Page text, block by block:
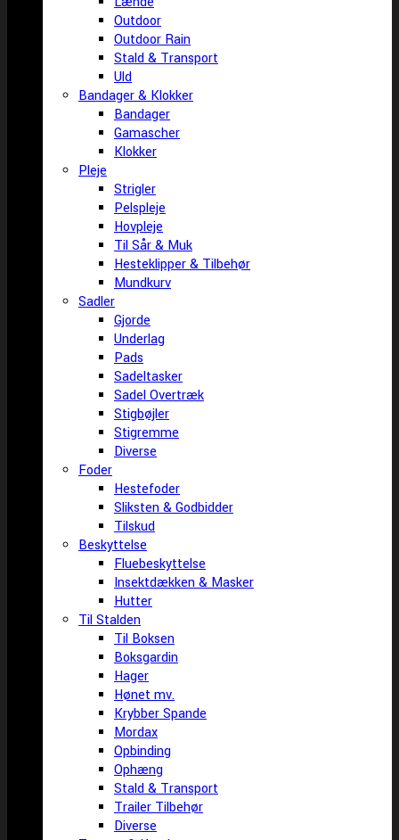
Outdoor
Outdoor Rain
Stald & Transport
Uld
Bandager & Klokker
Bandager
Gamascher
Klokker
Pleje
Strigler
Pelspleje
Hovpleje
Til Sår & Muk
Hesteklipper & Tilbehør
Mundkurv
Sadler
Gjorde
Underlag
Pads
Sadeltasker
Sadel Overtræk
Stigbøjler
Stigremme
Diverse
Foder
Hestefoder
Sliksten & Godbidder
Tilskud
Beskyttelse
Fluebeskyttelse
Insektdækken & Masker
Hutter
Til Stalden
Til Boksen
Boksgardin
Hager
Hønet mv.
Krybber Spande
Mordax
Opbinding
Ophæng
Stald & Transport
Trailer Tilbehør
Diverse